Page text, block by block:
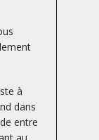
à
dans
entre